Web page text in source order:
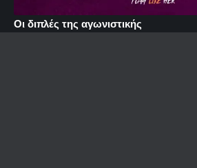
Οι διπλές της αγωνιστικής